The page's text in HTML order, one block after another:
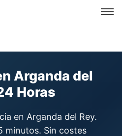
del Rey
Arganda del
Horas
en Arganda del Rey.
minutos. Sin costes